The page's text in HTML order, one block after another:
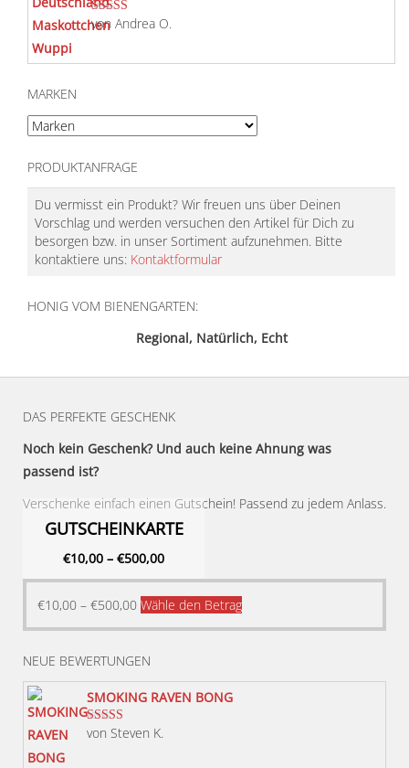
Bewertet mit
von Andrea O.
MARKEN
PRODUKTANFRAGE
Du vermisst ein Produkt? Wir freuen uns über Deinen
Vorschlag und werden versuchen den Artikel für Dich zu
besorgen bzw. in unser Sortiment aufzunehmen. Bitte
kontaktiere uns: Kontaktformular
HONIG VOM BIENENGARTEN:
Regional, Natürlich, Echt
DAS PERFEKTE GESCHENK
Noch kein Geschenk? Und auch keine Ahnung was
passend ist?
Verschenke einfach einen Gutschein! Passend zu jedem Anlass.
GUTSCHEINKARTE
€10,00 – €500,00
€10,00 – €500,00 Wähle den BetragDieses
Produkt
NEUE BEWERTUNGEN
SMOKING RAVEN BONG
Bewertet mit
von Steven K.